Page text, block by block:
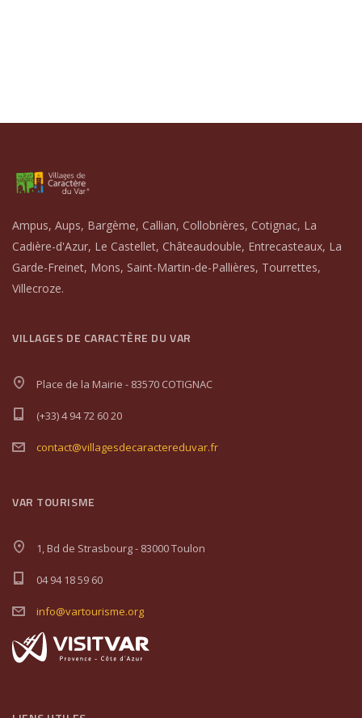
Ampus, Aups, Bargème, Callian, Collobrières, Cotignac, La
Cadière-d'Azur, Le Castellet, Châteaudouble, Entrecasteaux, La
Garde-Freinet, Mons, Saint-Martin-de-Pallières, Tourrettes,
Villecroze.
VILLAGES DE CARACTÈRE DU VAR
Place de la Mairie - 83570 COTIGNAC
(+33) 4 94 72 60 20
contact@villagesdecaractereduvar.fr
VAR TOURISME
1, Bd de Strasbourg - 83000 Toulon
04 94 18 59 60
info@vartourisme.org